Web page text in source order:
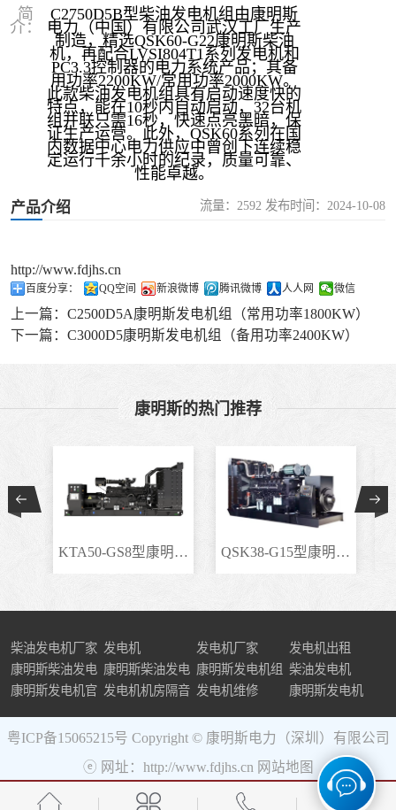
简
介：
C2750D5B型柴油发电机组由康明斯
电力（中国）有限公司武汉工厂生产
制造，精选QSK60-G22康明斯柴油
机，再配合LVSI804T1系列发电机和
PC3.3控制器的电力系统产品；其备
用功率2200KW/常用功率2000KW。
此款柴油发电机组具有启动速度快的
特点，能在10秒内自动启动，32台机
组并联只需16秒，快速点亮黑暗，保
证生产运营。此外，QSK60系列在国
内数据中心电力供应中曾创下连续稳
定运行千余小时的纪录，质量可靠、
性能卓越‌。
产品介绍 流量：2592 发布时间：2024-10-08
http://www.fdjhs.cn
百度分享： QQ空间 新浪微博 腾讯微博 人人网 微信
上一篇： C2500D5A康明斯发电机组（常用功率1800KW）
下一篇： C3000D5康明斯发电机组（备用功率2400KW）
康明斯的热门推荐
KTA50-GS8型康明斯柴.. QSK38-G15型康明斯柴..
柴油发电机厂家 发电机 发电机厂家
发电机出租
康明斯柴油发电
机组
康明斯柴油发电
机
康明斯发电机组 柴油发电机
康明斯发电机官 发电机机房隔音 发电机维修 康明斯发电机
粤ICP备15065215号 Copyright © 康明斯电力（深圳）有限公司
ⓔ 网址：http://www.fdjhs.cn 网站地图